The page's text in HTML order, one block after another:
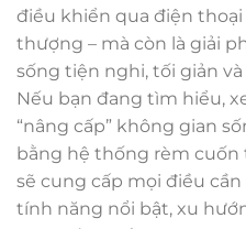
điều khiển qua điện
thượng – mà còn là giải
sống tiện nghi, tối giản
Nếu bạn đang tìm hiểu,
“nâng cấp” không gian
bằng hệ thống rèm
sẽ cung cấp mọi điều
tính năng nổi bật, xu